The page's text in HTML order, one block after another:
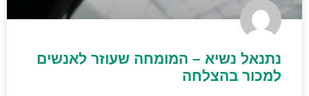
נתנאל נשיא – המומחה שעוזר לאנשים
למכור בהצלחה